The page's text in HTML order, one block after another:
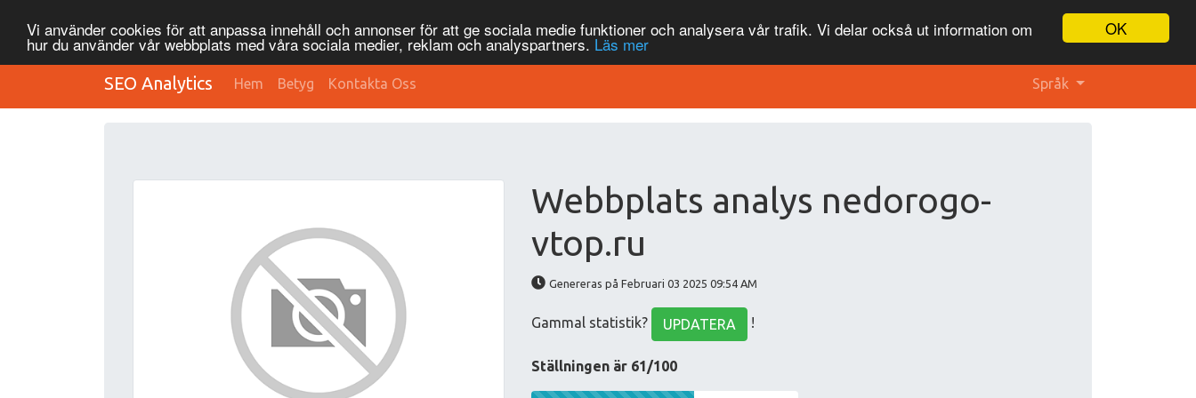
OK
Vi använder cookies för att anpassa innehåll och annonser för att ge sociala medie funktioner och analysera vår trafik. Vi delar också ut information om
hur du använder vår webbplats med våra sociala medier, reklam och analyspartners. Läs mer
SEO Analytics Hem Betyg Kontakta Oss Språk
Webbplats analys nedorogo-
vtop.ru
Genereras på Februari 03 2025 09:54 AM
Gammal statistik? UPDATERA !
Ställningen är 61/100